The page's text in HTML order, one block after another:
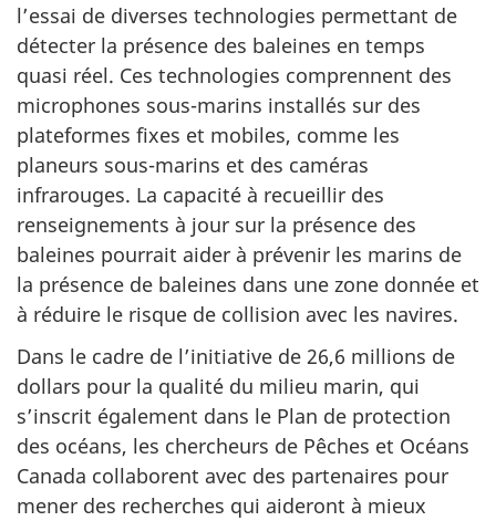
l’essai de diverses technologies permettant de
détecter la présence des baleines en temps
quasi réel. Ces technologies comprennent des
microphones sous-marins installés sur des
plateformes fixes et mobiles, comme les
planeurs sous-marins et des caméras
infrarouges. La capacité à recueillir des
renseignements à jour sur la présence des
baleines pourrait aider à prévenir les marins de
la présence de baleines dans une zone donnée et
à réduire le risque de collision avec les navires.
Dans le cadre de l’initiative de 26,6 millions de
dollars pour la qualité du milieu marin, qui
s’inscrit également dans le Plan de protection
des océans, les chercheurs de Pêches et Océans
Canada collaborent avec des partenaires pour
mener des recherches qui aideront à mieux